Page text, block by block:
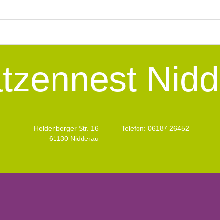
Telefon: 06187 26452
Heldenberger Str. 16
61130 Nidderau